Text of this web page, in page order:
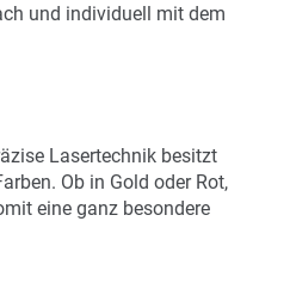
und individuell mit dem
Lasertechnik besitzt
Ob in Gold oder Rot,
eine ganz besondere